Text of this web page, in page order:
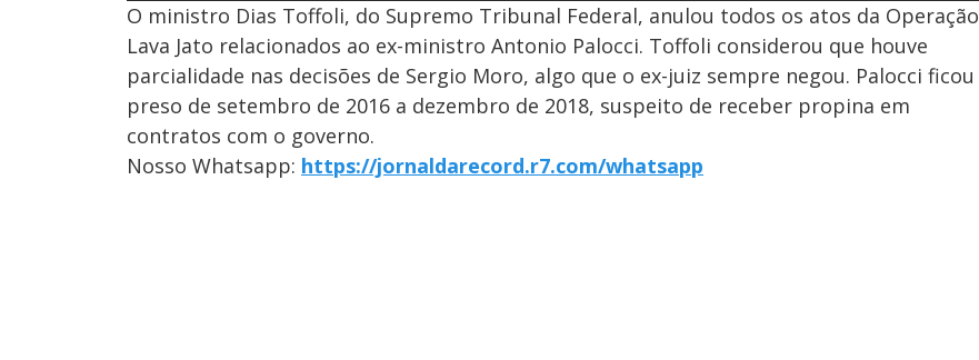
O ministro Dias Toffoli, do Supremo Tribunal Federal, anulou todos os atos da Operação
Lava Jato relacionados ao ex-ministro Antonio Palocci. Toffoli considerou que houve
parcialidade nas decisões de Sergio Moro, algo que o ex-juiz sempre negou. Palocci ficou
preso de setembro de 2016 a dezembro de 2018, suspeito de receber propina em
contratos com o governo.
Nosso Whatsapp: https://jornaldarecord.r7.com/whatsapp